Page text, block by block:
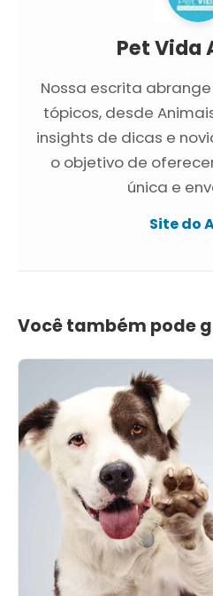
Pet Vida
Nossa escrita
tópicos, desde
insights de dicas e
o objetivo de
única e
Site do
Você também pode